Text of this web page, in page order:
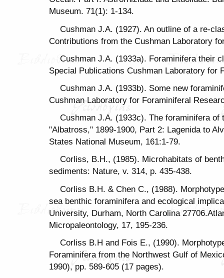
Museum. 71(1): 1-134.
Cushman J.A. (1927). An outline of a re-
Contributions from the Cushman Laboratory
Cushman J.A. (1933a). Foraminifera their
Special Publications Cushman Laboratory for
Cushman J.A. (1933b). Some new
Cushman Laboratory for Foraminiferal
Cushman J.A. (1933c). The foraminifera
"Albatross," 1899-1900, Part 2: Lagenida to
States National Museum, 161:1-79.
Corliss, B.H., (1985). Microhabitats of
sediments: Nature, v. 314, p. 435-438.
Corliss B.H. & Chen C., (1988).
sea benthic foraminifera and ecological
University, Durham, North Carolina
Micropaleontology, 17, 195-236.
Corliss B.H and Fois E., (1990).
Foraminifera from the Northwest Gulf of
1990), pp. 589-605 (17 pages).